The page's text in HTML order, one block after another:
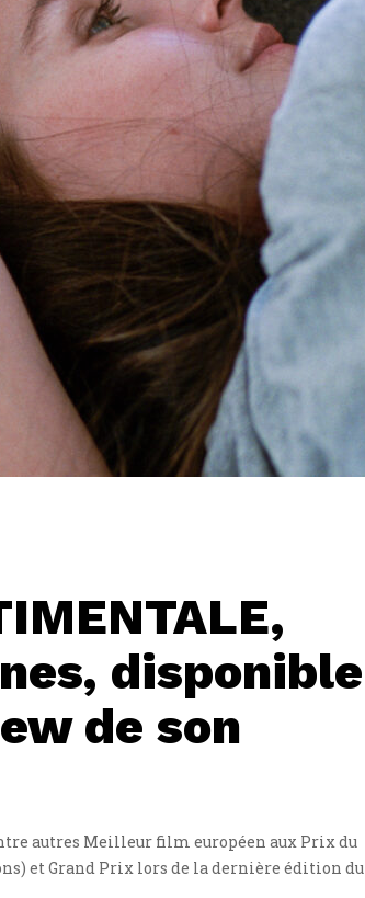
disponible
de son
autres Meilleur film européen aux Prix du
et Grand Prix lors de la dernière édition du